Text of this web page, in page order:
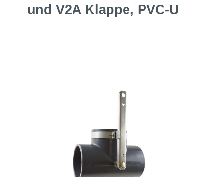
und V2A Klappe, PVC-U